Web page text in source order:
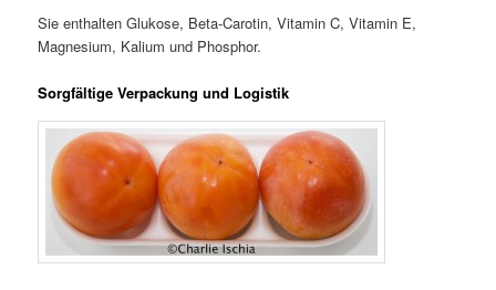
Sie enthalten Glukose, Beta-Carotin, Vitamin C, Vitamin E,
Magnesium, Kalium und Phosphor.
Sorgfältige Verpackung und Logistik